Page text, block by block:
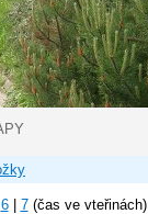
6| 7(čas ve vteřinách)